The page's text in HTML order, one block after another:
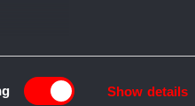
Show details